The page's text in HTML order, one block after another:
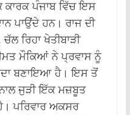
ਪੰਜਾਬ ਵਿੱਚ ਇਸ
ਪਾਉਂਦੇ ਹਨ। ਰਾਜ ਦੀ
ਰਿਹਾ ਖੇਤੀਬਾੜੀ
ਮੌਕਿਆਂ ਨੇ ਪ੍ਰਵਾਸ ਨੂੰ
ਬਣਾਇਆ ਹੈ। ਇਸ ਤੋਂ
ਜੁੜੀ ਇੱਕ ਮਜ਼ਬੂਤ
ਪਰਿਵਾਰ ਅਕਸਰ